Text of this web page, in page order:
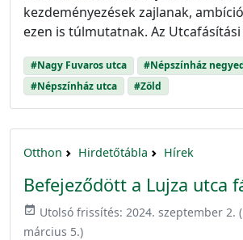
kezdeményezések zajlanak,
ezen is túlmutatnak. Az
#Nagy Fuvaros utca
#Népszínház
#Népszínház utca
#Zöld
Otthon Hirdetőtábla Hírek
Befejeződött a Lujza utca
event_available Utolsó frissítés: 2024. szeptember 2.
március 5.)